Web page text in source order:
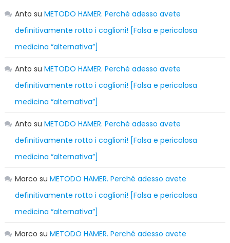
Anto su METODO HAMER. Perché adesso avete
definitivamente rotto i coglioni! [Falsa e pericolosa
medicina “alternativa”]
Anto su METODO HAMER. Perché adesso avete
definitivamente rotto i coglioni! [Falsa e pericolosa
medicina “alternativa”]
Anto su METODO HAMER. Perché adesso avete
definitivamente rotto i coglioni! [Falsa e pericolosa
medicina “alternativa”]
Marco su METODO HAMER. Perché adesso avete
definitivamente rotto i coglioni! [Falsa e pericolosa
medicina “alternativa”]
Marco su METODO HAMER. Perché adesso avete